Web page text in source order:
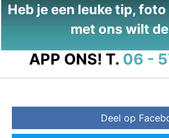
Heb je een leuke tip,
met ons wilt
APP ONS! T. 06 -
Deel op